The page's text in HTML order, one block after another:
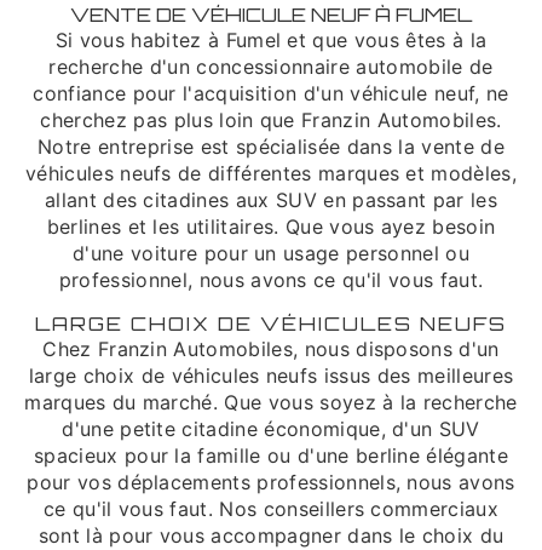
VENTE DE VÉHICULE NEUF À FUMEL
Si vous habitez à Fumel et que vous êtes à la
recherche d'un concessionnaire automobile de
confiance pour l'acquisition d'un véhicule neuf, ne
cherchez pas plus loin que Franzin Automobiles.
Notre entreprise est spécialisée dans la vente de
véhicules neufs de différentes marques et modèles,
allant des citadines aux SUV en passant par les
berlines et les utilitaires. Que vous ayez besoin
d'une voiture pour un usage personnel ou
professionnel, nous avons ce qu'il vous faut.
LARGE CHOIX DE VÉHICULES NEUFS
Chez Franzin Automobiles, nous disposons d'un
large choix de véhicules neufs issus des meilleures
marques du marché. Que vous soyez à la recherche
d'une petite citadine économique, d'un SUV
spacieux pour la famille ou d'une berline élégante
pour vos déplacements professionnels, nous avons
ce qu'il vous faut. Nos conseillers commerciaux
sont là pour vous accompagner dans le choix du